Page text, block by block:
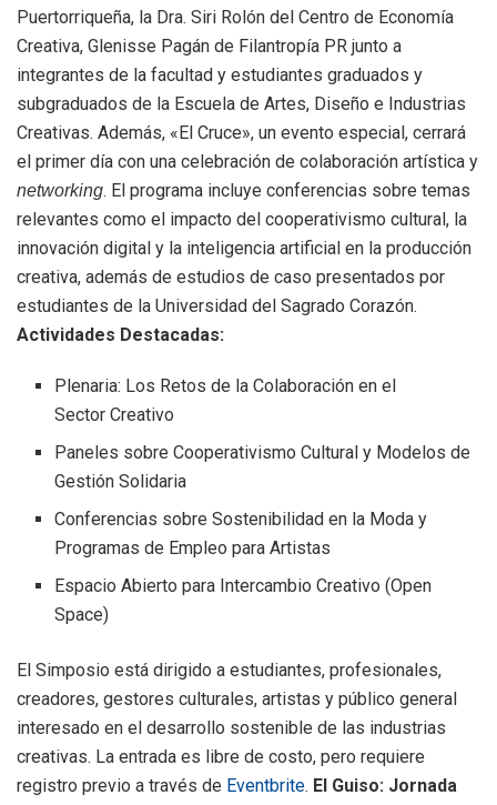
Puertorriqueña, la Dra. Siri Rolón del Centro de Economía
Creativa, Glenisse Pagán de Filantropía PR junto a
integrantes de la facultad y estudiantes graduados y
subgraduados de la Escuela de Artes, Diseño e Industrias
Creativas. Además, «El Cruce», un evento especial, cerrará
el primer día con una celebración de colaboración artística y
networking. El programa incluye conferencias sobre temas
relevantes como el impacto del cooperativismo cultural, la
innovación digital y la inteligencia artificial en la producción
creativa, además de estudios de caso presentados por
estudiantes de la Universidad del Sagrado Corazón.
Actividades Destacadas:
Plenaria: Los Retos de la Colaboración en el
Sector Creativo
Paneles sobre Cooperativismo Cultural y Modelos de
Gestión Solidaria
Conferencias sobre Sostenibilidad en la Moda y
Programas de Empleo para Artistas
Espacio Abierto para Intercambio Creativo (Open
Space)
El Simposio está dirigido a estudiantes, profesionales,
creadores, gestores culturales, artistas y público general
interesado en el desarrollo sostenible de las industrias
creativas. La entrada es libre de costo, pero requiere
registro previo a través de Eventbrite. El Guiso: Jornada